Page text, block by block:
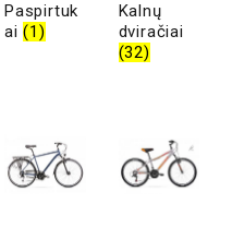
Paspirtuk
ai(1)
Kalnų
dviračiai
(32)